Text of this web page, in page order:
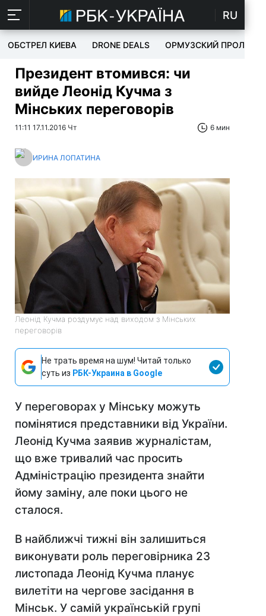
RU
ОБСТРЕЛ КИЕВА DRONE DEALS ОРМУЗСКИЙ ПРОЛИВ
Президент втомився: чи
вийде Леонід Кучма з
Мінських переговорів
11:11 17.11.2016 Чт 6 мин
ИРИНА ЛОПАТИНА
Леонід Кучма роздумує над виходом з Мінських
переговорів
Не трать время на шум! Читай только
суть из РБК-Украина в Google
У переговорах у Мінську можуть
помінятися представники від України.
Леонід Кучма заявив журналістам,
що вже тривалий час просить
Адміністрацію президента знайти
йому заміну, але поки цього не
сталося.
В найближчі тижні він залишиться
виконувати роль переговірника 23
листопада Леонід Кучма планує
вилетіти на чергове засідання в
Мінськ. У самій українській групі